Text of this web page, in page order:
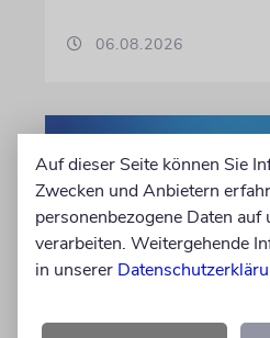
06.08.2026
Auf dieser Seite können Sie
Zwecken und Anbietern
personenbezogene Daten
verarbeiten. Weitergehende
in unserer